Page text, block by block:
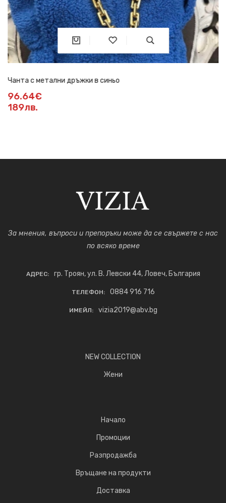
Чанта с метални дръжки в синьо
96.64€
189лв.
За мнения, въпроси и препоръки може да се свържете с нас
по всяко време
АДРЕС: гр. Троян, ул. В. Левски 44, Ловеч, България
ТЕЛЕФОН: 0884 916 716
ИМЕЙЛ: vizia2019@abv.bg
NEW COLLECTION
Жени
Начало
Промоции
Разпродажба
Връщане на продукти
Доставка